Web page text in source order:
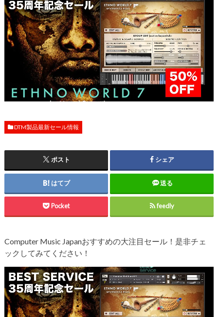
DTM製品最新セール情報
ポスト シェア
はてブ 送る
Pocket feedly
Computer Music Japanおすすめの大注目セール！是非チェ
ックしてみてください！